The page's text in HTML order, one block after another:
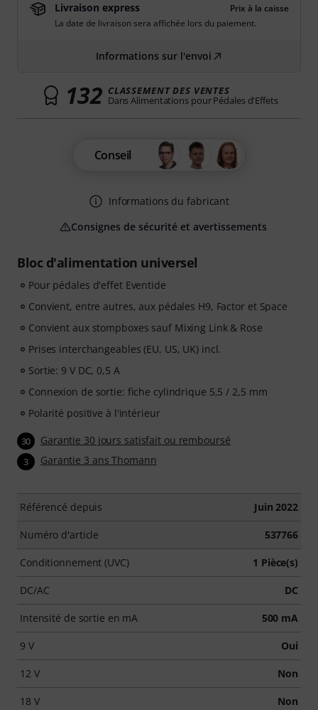
Bloc d'alimentation universel
Pour pédales d'effet Eventide
Convient, entre autres, aux pédales H9, Factor et Space
Convient aux stompboxes sauf Mixing Link & Rose
Prises interchangeables (EU, US, UK) incl.
Sortie: 9 V DC, 0,5 A
Connexion de sortie: fiche cylindrique 5,5 / 2,5 mm
Polarité positive à l'intérieur
30 Garantie 30 jours satisfait ou remboursé
3 Garantie 3 ans Thomann
Référencé depuis Juin 2022
Numéro d'article 537766
Conditionnement (UVC) 1 Pièce(s)
DC/AC DC
Intensité de sortie en mA 500 mA
9 V Oui
12 V Non
18 V Non
Livraison express
Prix à la caisse
La date de livraison sera affichée lors du paiement.
Informations sur l'envoi
132 CLASSEMENT DES VENTES
Dans Alimentations pour Pédales d'Effets
Conseil
Informations du fabricant
Consignes de sécurité et avertissements